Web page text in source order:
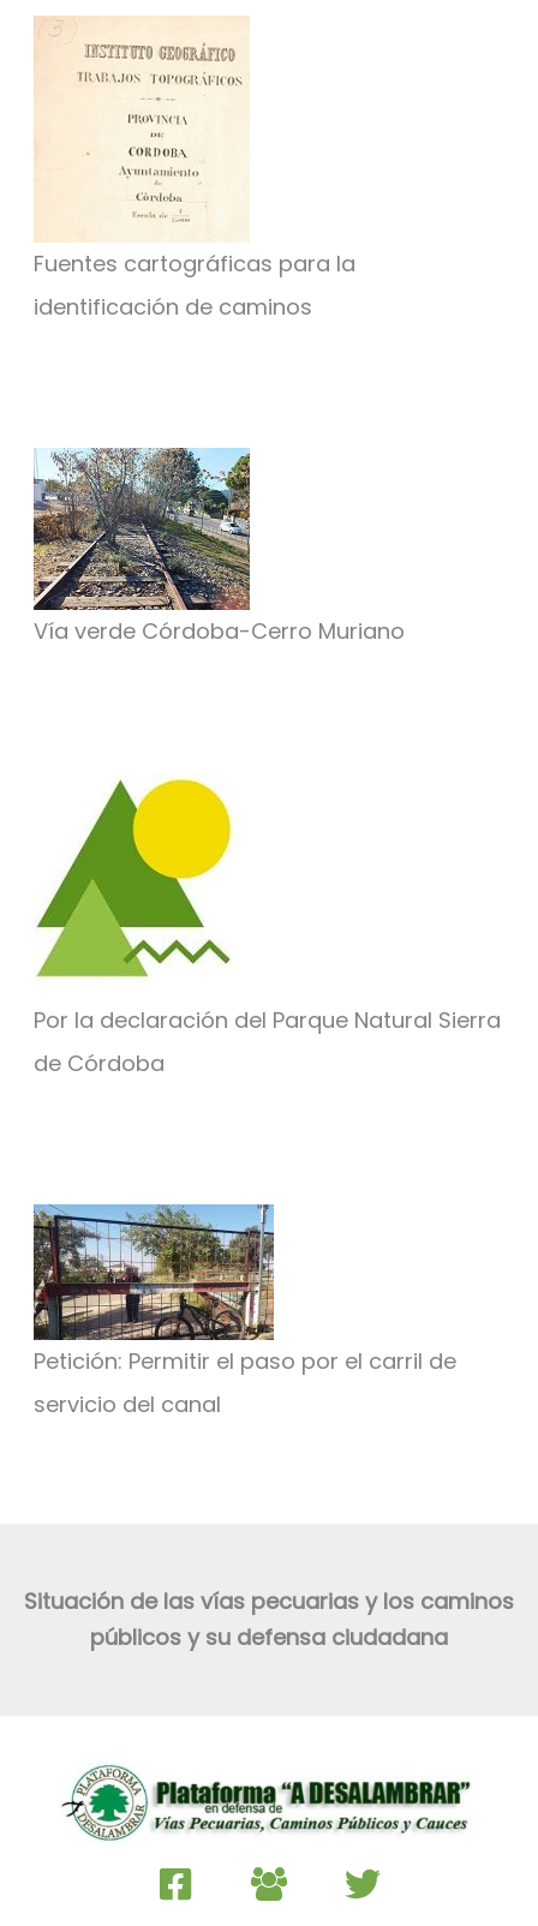
Fuentes cartográficas para la
identificación de caminos
Vía verde Córdoba-Cerro Muriano
Por la declaración del Parque Natural Sierra
de Córdoba
Petición: Permitir el paso por el carril de
servicio del canal
Situación de las vías pecuarias y los caminos
públicos y su defensa ciudadana